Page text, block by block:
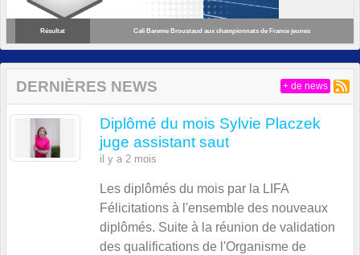
Résultat Cali Bareme Broustaud aux championnats de France jeunes
DERNIÈRES NEWS
Diplômé du mois Sylvie Placzek
juge assistant saut
il y a 2 mois
Les diplômés du mois par la LIFA
Félicitations à l'ensemble des nouveaux
diplômés. Suite à la réunion de validation
des qualifications de l'Organisme de
+ de news